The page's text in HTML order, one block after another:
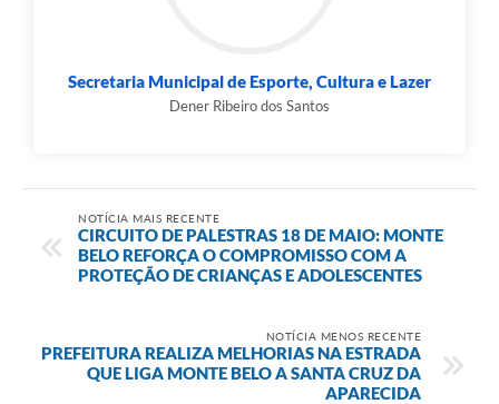
Secretaria Municipal de Esporte, Cultura e Lazer
Dener Ribeiro dos Santos
NOTÍCIA MAIS RECENTE
CIRCUITO DE PALESTRAS 18 DE MAIO: MONTE
BELO REFORÇA O COMPROMISSO COM A
PROTEÇÃO DE CRIANÇAS E ADOLESCENTES
NOTÍCIA MENOS RECENTE
PREFEITURA REALIZA MELHORIAS NA ESTRADA
QUE LIGA MONTE BELO A SANTA CRUZ DA
APARECIDA